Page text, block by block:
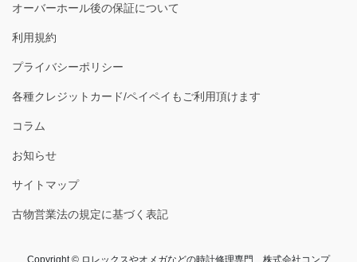
オーバーホール後の保証について
利用規約
プライバシーポリシー
各種クレジットカード/ペイペイもご利用頂けます
コラム
お知らせ
サイトマップ
古物営業法の規定に基づく表記
Copyright © ロレックスやオメガなどの時計修理専門 株式会社コンプ